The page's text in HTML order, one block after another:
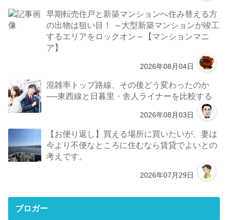
早期転売住戸と新築マンションへ住み替える方
の出物は狙い目！ ～大型新築マンションが竣工
するエリアをロックオン～【マンションマニ
ア】
2026年08月04日
混雑率トップ路線、その後どう変わったのか
──東西線と日暮里・舎人ライナーを比較する
2026年08月03日
【お便り返し】買える場所に買いたいが、妻は
今より不便なところに住むなら賃貸でよいとの
考えです。
2026年07月29日
ブロガー